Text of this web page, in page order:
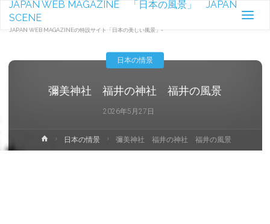
JAPAN WEB MAGAZINE 「日本の風景」 JAPAN
SCENE
JAPAN WEB MAGAZINEの特設サイト「日本の美しい風景」-
彌美神社 福井の神社 福井の風景
2026年5月27日
日本の情景
ホ
ー
日本の情景 彌美神社 福井の神社 福井の風景